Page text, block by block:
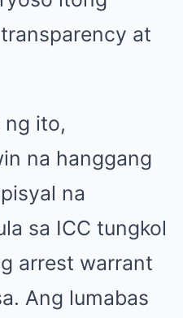
at
ng ito,
na hanggang
na
sa ICC tungkol
arrest warrant
Ang lumabas